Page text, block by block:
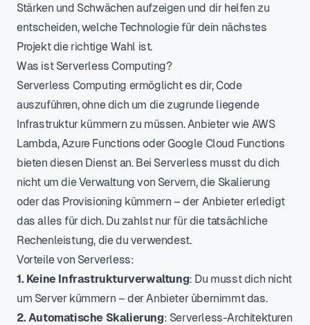
Stärken und Schwächen aufzeigen und dir helfen zu
entscheiden, welche Technologie für dein nächstes
Projekt die richtige Wahl ist.
Was ist Serverless Computing?
Serverless Computing ermöglicht es dir, Code
auszuführen, ohne dich um die zugrunde liegende
Infrastruktur kümmern zu müssen. Anbieter wie AWS
Lambda, Azure Functions oder Google Cloud Functions
bieten diesen Dienst an. Bei Serverless musst du dich
nicht um die Verwaltung von Servern, die Skalierung
oder das Provisioning kümmern – der Anbieter erledigt
das alles für dich. Du zahlst nur für die tatsächliche
Rechenleistung, die du verwendest.
Vorteile von Serverless:
1. Keine Infrastrukturverwaltung: Du musst dich nicht
um Server kümmern – der Anbieter übernimmt das.
2. Automatische Skalierung: Serverless-Architekturen